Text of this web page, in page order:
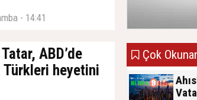
- 14:41
ABD’de
Türkleri heyetini
Çok